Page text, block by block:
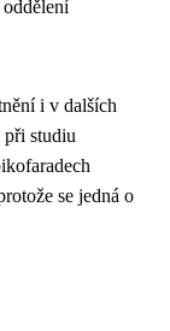
i v dalších
studiu
se jedná o